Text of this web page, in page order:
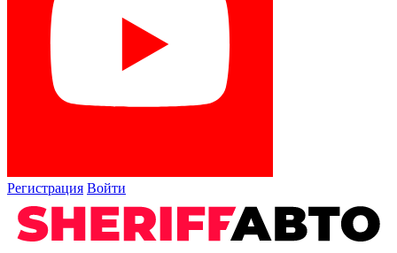
Регистрация Войти